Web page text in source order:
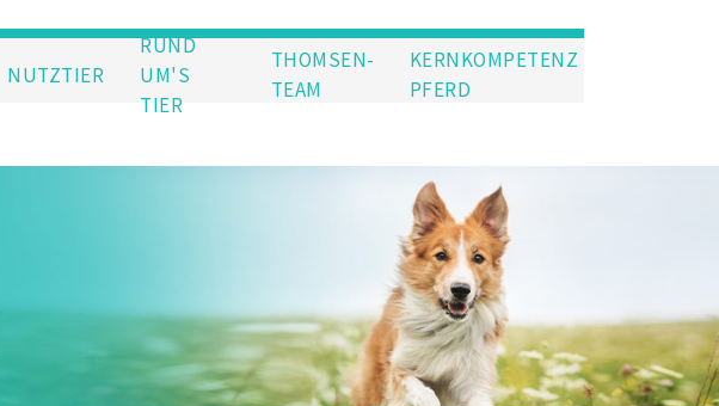
NUTZTIER
RUND
UM'S
TIER
THOMSEN-
TEAM
KERNKOMPETENZ
PFERD